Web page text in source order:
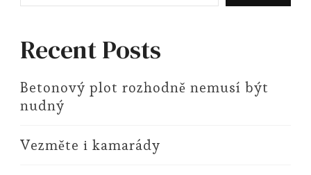
Recent Posts
Betonový plot rozhodně nemusí být
nudný
Vezměte i kamarády